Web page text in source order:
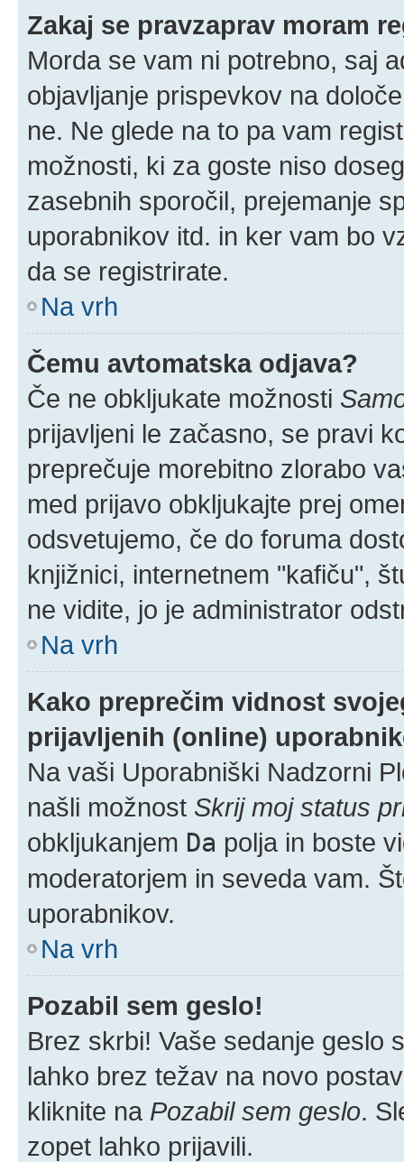
Zakaj se pravzaprav moram
Morda se vam ni potrebno, saj
objavljanje prispevkov na
ne. Ne glede na to pa vam
možnosti, ki za goste niso
zasebnih sporočil, prejemanje
uporabnikov itd. in ker vam bo
da se registrirate.
Na vrh
Čemu avtomatska odjava?
Če ne obkljukate možnosti
prijavljeni le začasno, se pravi
preprečuje morebitno zlorabo
med prijavo obkljukajte prej
odsvetujemo, če do foruma
knjižnici, internetnem "kafiču",
ne vidite, jo je administrator
Na vrh
Kako preprečim vidnost
prijavljenih (online)
Na vaši Uporabniški Nadzorni
našli možnost Skrij moj status
obkljukanjem Da polja in boste
moderatorjem in seveda vam.
uporabnikov.
Na vrh
Pozabil sem geslo!
Brez skrbi! Vaše sedanje geslo
lahko brez težav na novo
kliknite na Pozabil sem geslo.
zopet lahko prijavili.